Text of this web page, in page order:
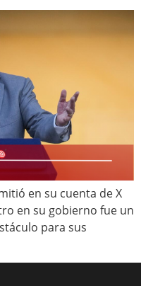
en su cuenta de X
en su gobierno fue un
para sus